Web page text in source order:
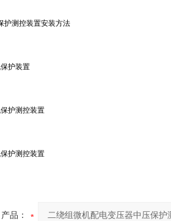
护测控装置安装方法
护装置
护测控装置
护测控装置
产品：